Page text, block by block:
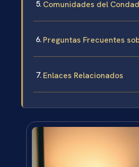
Comunidades del
Preguntas Frecuentes
Enlaces Relacionados